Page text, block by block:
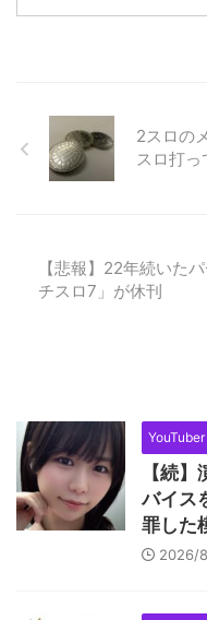
2スロの
スロ打っ
【悲報】22年続いた
チスロ7」が休刊
【続
バイス
罪した
2026/